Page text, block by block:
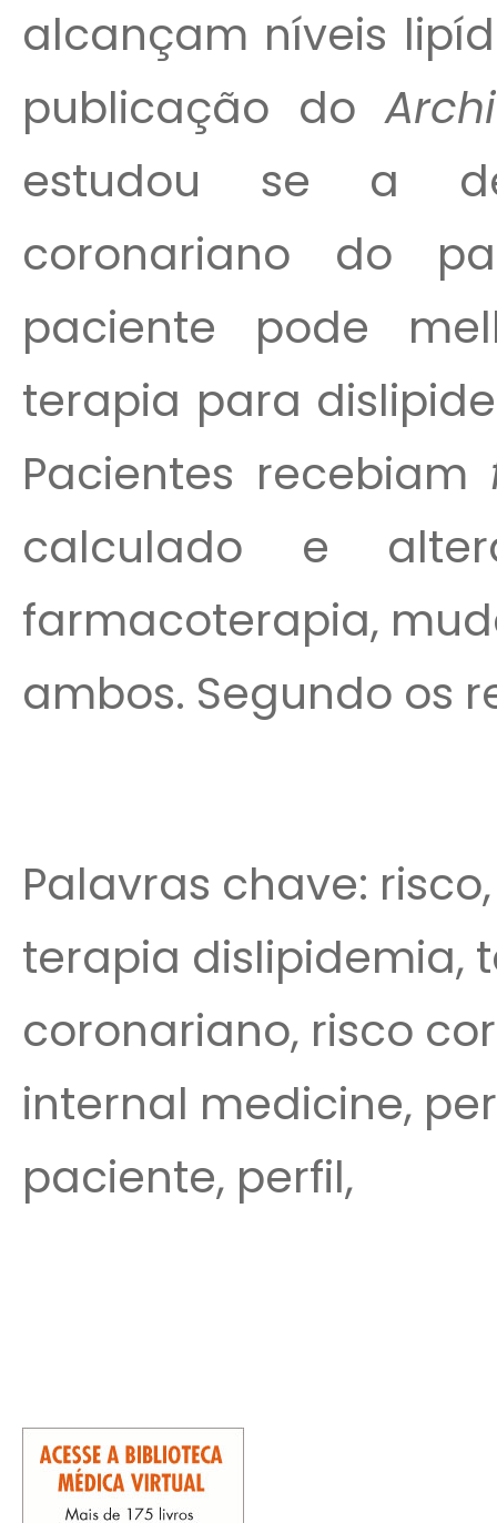
alcançam níveis
publicação do
estudou se a
coronariano do
paciente pode
terapia para
Pacientes recebiam
calculado e
farmacoterapia,
ambos. Segundo os
Palavras chave:
terapia dislipidemia,
coronariano, risco
internal medicine,
paciente, perfil,